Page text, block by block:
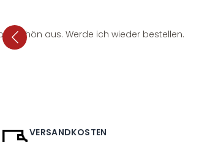
schön aus. Werde ich wieder bestellen.
VERSANDKOSTEN